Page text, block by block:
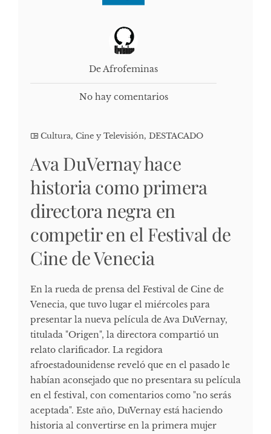
De Afrofeminas
No hay comentarios
Cultura, Cine y Televisión, DESTACADO
Ava DuVernay hace
historia como primera
directora negra en
competir en el Festival de
Cine de Venecia
En la rueda de prensa del Festival de Cine de
Venecia, que tuvo lugar el miércoles para
presentar la nueva película de Ava DuVernay,
titulada "Origen", la directora compartió un
relato clarificador. La regidora
afroestadounidense reveló que en el pasado le
habían aconsejado que no presentara su película
en el festival, con comentarios como "no serás
aceptada". Este año, DuVernay está haciendo
historia al convertirse en la primera mujer